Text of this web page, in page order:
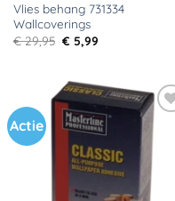
Vlies behang 731334
Wallcoverings
€29,95 Oorspronkelijke
prijs
€ 5,99Huidige
Actie
Toevoegen